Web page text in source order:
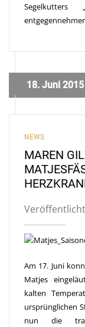
Segelkutters
NEWS
MAREN
Am 17. Juni
Matjes
kalten
ursprünglichen
nun die
18. Juni